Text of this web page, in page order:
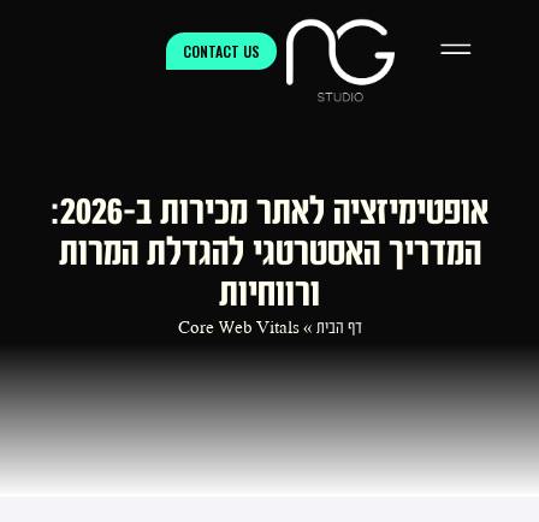
CONTACT US
אופטימיזציה לאתר מכירות ב-2026:
המדריך האסטרטגי להגדלת המרות
ורווחיות
דף הבית »
Core Web Vitals